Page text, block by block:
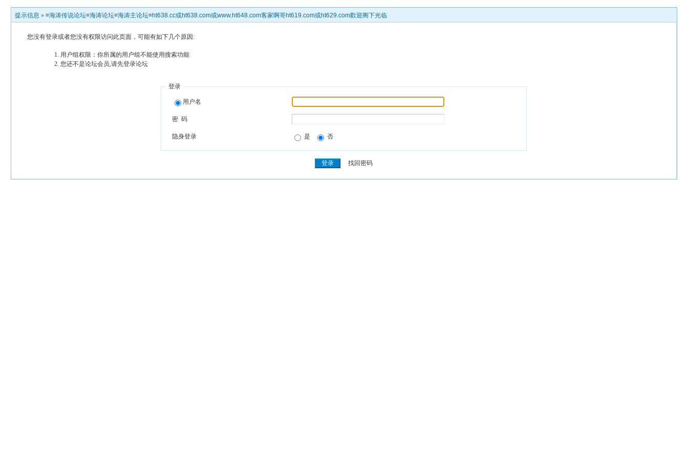
提示信息 » ≡海涛传说论坛≡海涛论坛≡海涛主论坛≡ht638.cc或ht638.com或www.ht648.com客家啊哥ht619.com或ht629.com歡迎阁下光临
您没有登录或者您没有权限访问此页面，可能有如下几个原因:
用户组权限：你所属的用户组不能使用搜索功能
您还不是论坛会员,请先登录论坛
登录
用户名
密 码
隐身登录 是 否
找回密码